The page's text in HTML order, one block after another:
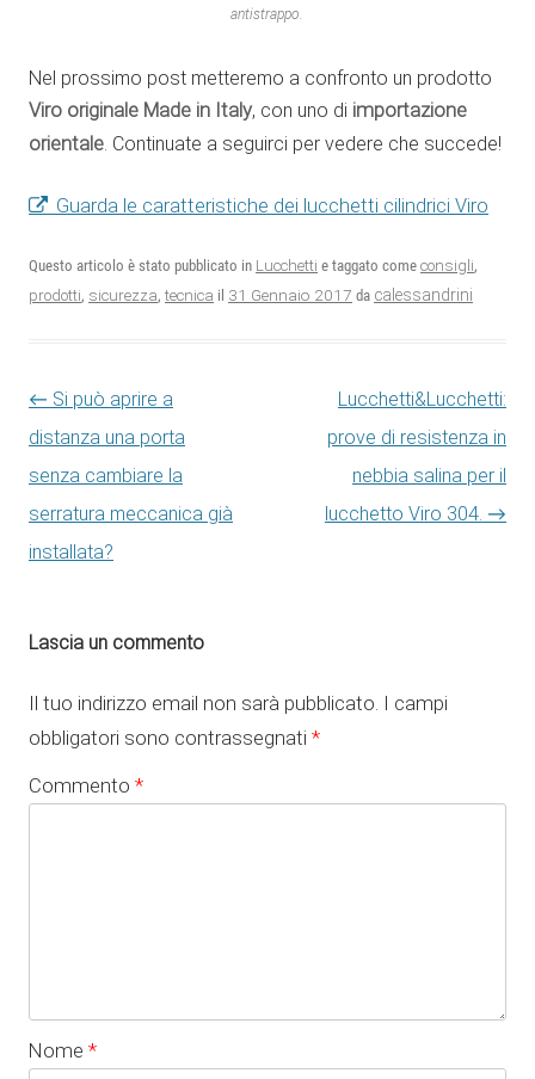
antistrappo.
Nel prossimo post metteremo a confronto un prodotto
Viro originale Made in Italy, con uno di importazione
orientale. Continuate a seguirci per vedere che succede!
Guarda le caratteristiche dei lucchetti cilindrici Viro
Questo articolo è stato pubblicato in Lucchetti e taggato come consigli,
prodotti, sicurezza, tecnica il 31 Gennaio 2017 da calessandrini
Navigazione articolo
← Si può aprire a
distanza una porta
senza cambiare la
serratura meccanica già
installata?
Lucchetti&Lucchetti:
prove di resistenza in
nebbia salina per il
lucchetto Viro 304. →
Lascia un commento
Il tuo indirizzo email non sarà pubblicato. I campi
obbligatori sono contrassegnati *
Commento *
Nome *